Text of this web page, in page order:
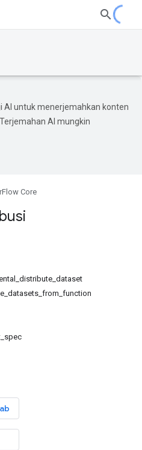
AI untuk menerjemahkan konten
AI mungkin
Core